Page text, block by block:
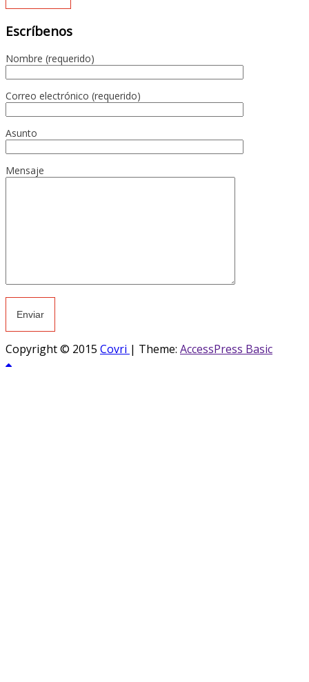
Escríbenos
Nombre (requerido)
Correo electrónico (requerido)
Asunto
Mensaje
Copyright © 2015 Covri | Theme: AccessPress Basic